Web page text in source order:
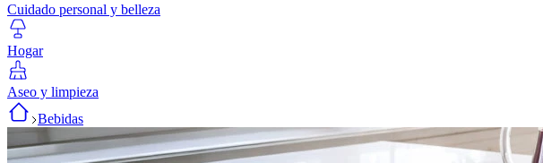
Cuidado personal y belleza
Hogar
Aseo y limpieza
Bebidas